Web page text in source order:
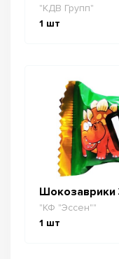
"КДВ Групп"
1 шт
Шокозаврики
"КФ "Эссен""
1 шт